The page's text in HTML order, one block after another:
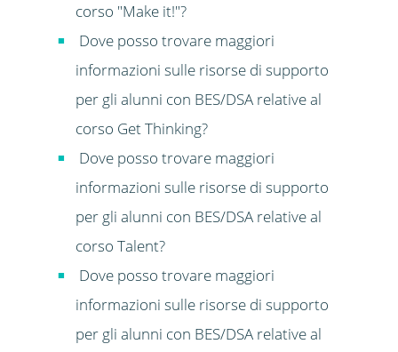
corso "Make it!"?
Dove posso trovare maggiori
informazioni sulle risorse di supporto
per gli alunni con BES/DSA relative al
corso Get Thinking?
Dove posso trovare maggiori
informazioni sulle risorse di supporto
per gli alunni con BES/DSA relative al
corso Talent?
Dove posso trovare maggiori
informazioni sulle risorse di supporto
per gli alunni con BES/DSA relative al